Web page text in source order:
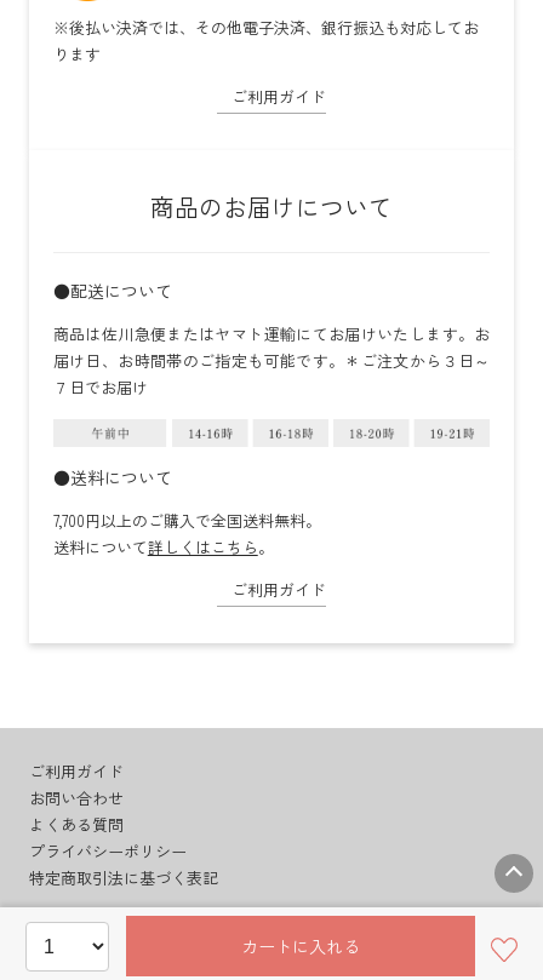
カートに入れる
※後払い決済では、その他電子決済、銀行振込も対応してお
ります
ご利用ガイド
商品のお届けについて
●配送について
商品は佐川急便またはヤマト運輸にてお届けいたします。お
届け日、お時間帯のご指定も可能です。＊ご注文から３日～
７日でお届け
●送料について
7,700円以上のご購入で全国送料無料。
送料について詳しくはこちら。
ご利用ガイド
ご利用ガイド
お問い合わせ
よくある質問
プライバシーポリシー
特定商取引法に基づく表記
© BudoonoMori Co.,Ltd.